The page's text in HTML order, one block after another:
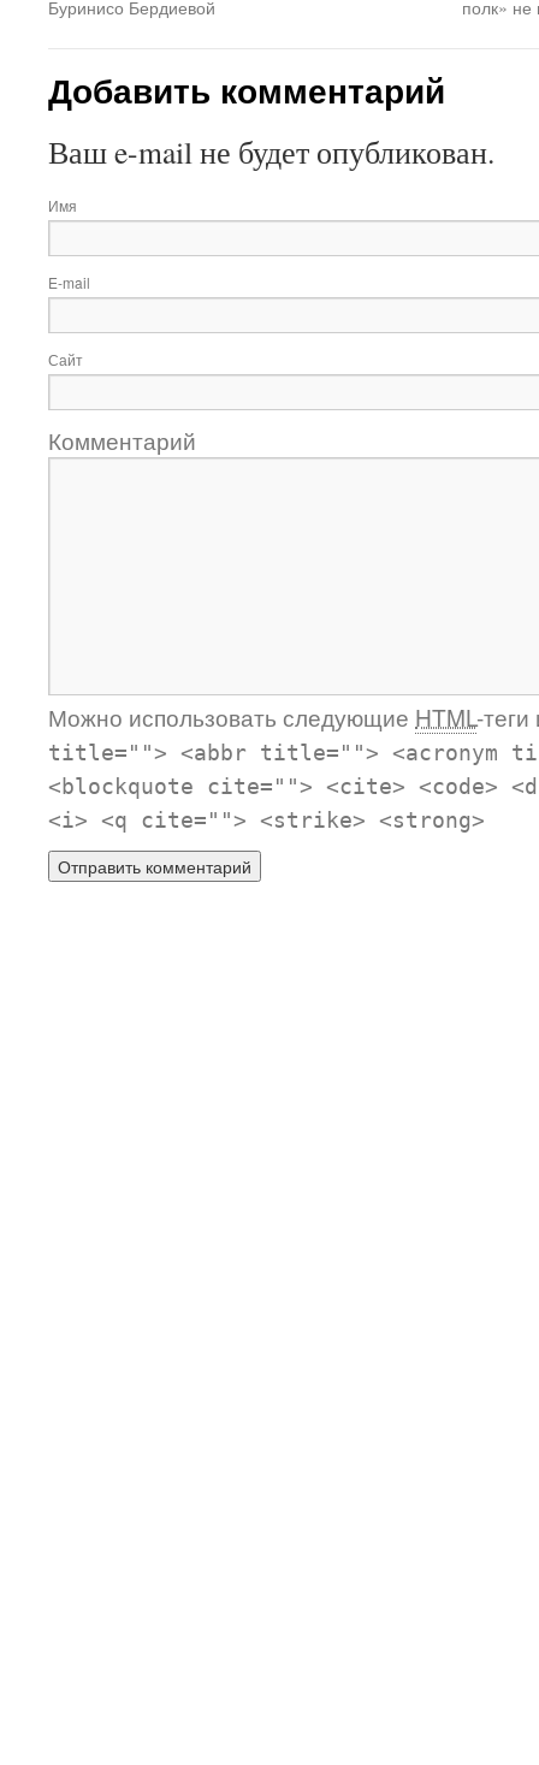
Буринисо Бердиевой
полк»
Добавить комментарий
Ваш e-mail не будет опубликован.
Имя
E-mail
Сайт
Комментарий
Можно использовать следующие HTML-
title=""> <abbr title=""> <acronym
<blockquote cite=""> <cite> <code>
<i> <q cite=""> <strike> <strong>